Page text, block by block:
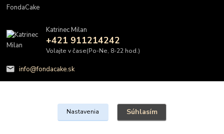
FondaCake
Katrinec Milan
+421 911214242
Volajte v čase(Po-Ne, 8-22 hod.)
info@fondacake.sk
Nastavenia Súhlasím